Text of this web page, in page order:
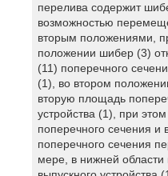
перелива содержит
возможностью
вторым положениями,
положении шибер (3)
(11) поперечного
(1), во втором
вторую площадь
устройства (1), при
поперечного сечения и
поперечного сечения
мере, в нижней области